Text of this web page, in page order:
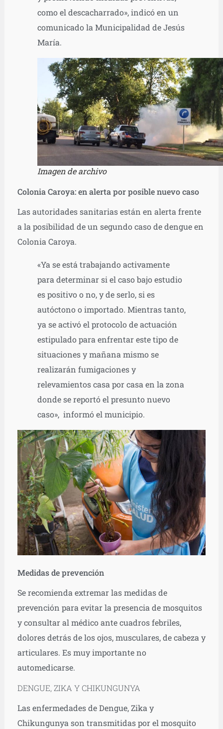
como el descacharrado», indicó en un
comunicado la Municipalidad de Jesús
María.
Imagen de archivo
Colonia Caroya: en alerta por posible nuevo caso
Las autoridades sanitarias están en alerta frente
a la posibilidad de un segundo caso de dengue en
Colonia Caroya.
«Ya se está trabajando activamente
para determinar si el caso bajo estudio
es positivo o no, y de serlo, si es
autóctono o importado. Mientras tanto,
ya se activó el protocolo de actuación
estipulado para enfrentar este tipo de
situaciones y mañana mismo se
realizarán fumigaciones y
relevamientos casa por casa en la zona
donde se reportó el presunto nuevo
caso», informó el municipio.
Medidas de prevención
Se recomienda extremar las medidas de
prevención para evitar la presencia de mosquitos
y consultar al médico ante cuadros febriles,
dolores detrás de los ojos, musculares, de cabeza y
articulares. Es muy importante no
automedicarse.
DENGUE, ZIKA Y CHIKUNGUNYA
Las enfermedades de Dengue, Zika y
Chikungunya son transmitidas por el mosquito